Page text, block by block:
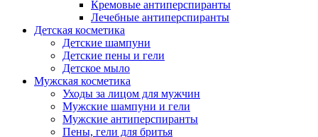
Кремовые антиперспиранты
Лечебные антиперспиранты
Детская косметика
Детские шампуни
Детские пены и гели
Детское мыло
Мужская косметика
Уходы за лицом для мужчин
Мужские шампуни и гели
Мужские антиперспиранты
Пены, гели для бритья